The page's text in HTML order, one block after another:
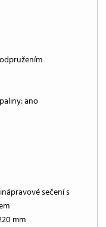
ano
sečení s
mm